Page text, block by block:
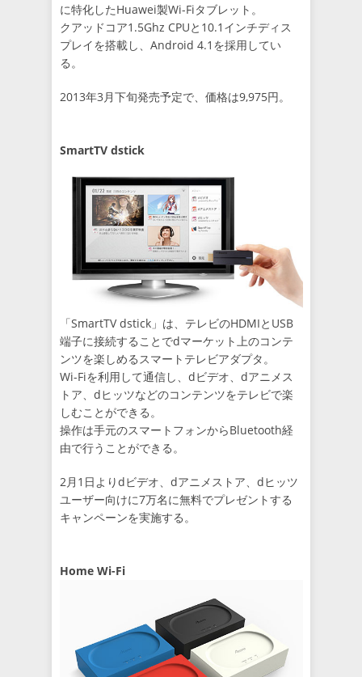
に特化したHuawei製Wi-Fiタブレット。
クアッドコア1.5Ghz CPUと10.1インチディス
プレイを搭載し、Android 4.1を採用してい
る。
2013年3月下旬発売予定で、価格は9,975円。
SmartTV dstick
「SmartTV dstick」は、テレビのHDMIとUSB
端子に接続することでdマーケット上のコンテ
ンツを楽しめるスマートテレビアダプタ。
Wi-Fiを利用して通信し、dビデオ、dアニメス
トア、dヒッツなどのコンテンツをテレビで楽
しむことができる。
操作は手元のスマートフォンからBluetooth経
由で行うことができる。
2月1日よりdビデオ、dアニメストア、dヒッツ
ユーザー向けに7万名に無料でプレゼントする
キャンペーンを実施する。
Home Wi-Fi